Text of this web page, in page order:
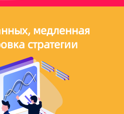
медленная
стратегии